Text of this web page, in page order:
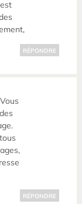
RÉPONDRE
RÉPONDRE